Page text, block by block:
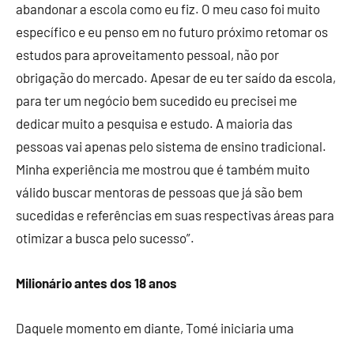
abandonar a escola como eu fiz. O meu caso foi muito
específico e eu penso em no futuro próximo retomar os
estudos para aproveitamento pessoal, não por
obrigação do mercado. Apesar de eu ter saído da escola,
para ter um negócio bem sucedido eu precisei me
dedicar muito a pesquisa e estudo. A maioria das
pessoas vai apenas pelo sistema de ensino tradicional.
Minha experiência me mostrou que é também muito
válido buscar mentoras de pessoas que já são bem
sucedidas e referências em suas respectivas áreas para
otimizar a busca pelo sucesso”.
Milionário antes dos 18 anos
Daquele momento em diante, Tomé iniciaria uma